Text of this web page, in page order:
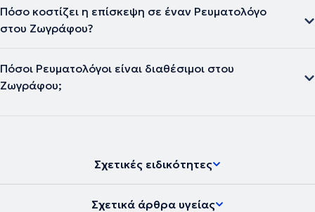
Πόσο κοστίζει η επίσκεψη σε έναν Ρευματολόγο
στου Ζωγράφου?
Πόσοι Ρευματολόγοι είναι διαθέσιμοι στου
Ζωγράφου;
Σχετικές ειδικότητες
Σχετικά άρθρα υγείας